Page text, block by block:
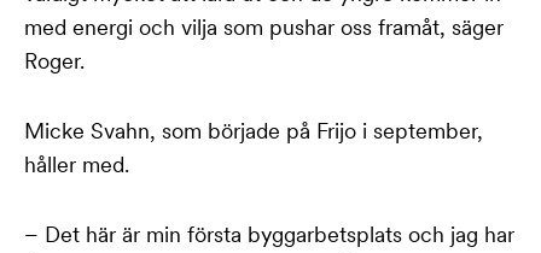
med energi och vilja som pushar oss framåt, säger
Roger.
Micke Svahn, som började på Frijo i september,
håller med.
– Det här är min första byggarbetsplats och jag har